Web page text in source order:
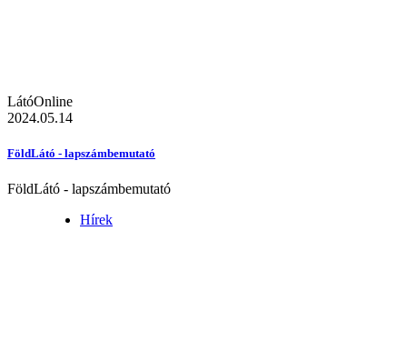
LátóOnline
2024.05.14
FöldLátó - lapszámbemutató
FöldLátó - lapszámbemutató
Hírek